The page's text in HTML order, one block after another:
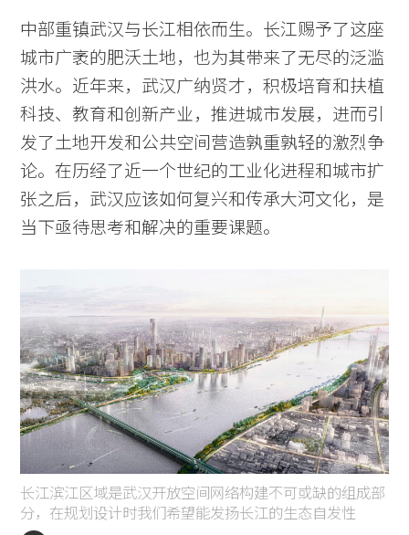
中部重镇武汉与长江相依而生。长江赐予了这座
城市广袤的肥沃土地，也为其带来了无尽的泛滥
洪水。近年来，武汉广纳贤才，积极培育和扶植
科技、教育和创新产业，推进城市发展，进而引
发了土地开发和公共空间营造孰重孰轻的激烈争
论。在历经了近一个世纪的工业化进程和城市扩
张之后，武汉应该如何复兴和传承大河文化，是
当下亟待思考和解决的重要课题。
长江滨江区域是武汉开放空间网络构建不可或缺的组成部
分，在规划设计时我们希望能发扬长江的生态自发性